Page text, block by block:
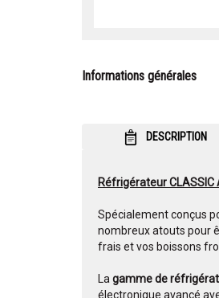
Informations générales
DESCRIPTION
Réfrigérateur CLASSIC
Spécialement conçus
nombreux atouts pour
frais et vos boissons
Lagamme de
électronique avancé